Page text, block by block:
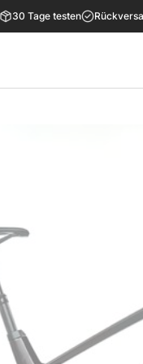
30 Tage testen